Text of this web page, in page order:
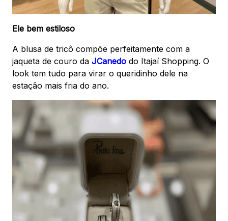
Ele bem estiloso
A blusa de tricô compõe perfeitamente com a
jaqueta de couro da JCanedo do Itajaí Shopping. O
look tem tudo para virar o queridinho dele na
estação mais fria do ano.